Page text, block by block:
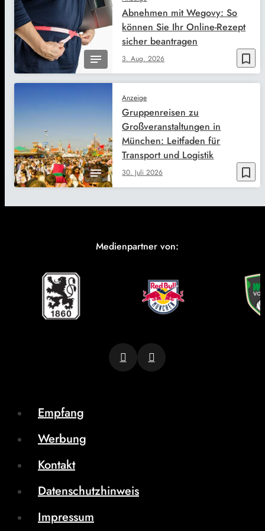
bookmark_border
3. Aug. 2026
Abnehmen mit Wegovy: So
können Sie Ihr Online-Rezept
sicher beantragen
bookmark_border
Anzeige
30. Juli 2026
Gruppenreisen zu
Großveranstaltungen in
München: Leitfaden für
Transport und Logistik
Medienpartner von:
Empfang
Werbung
Kontakt
Datenschutzhinweis
Impressum